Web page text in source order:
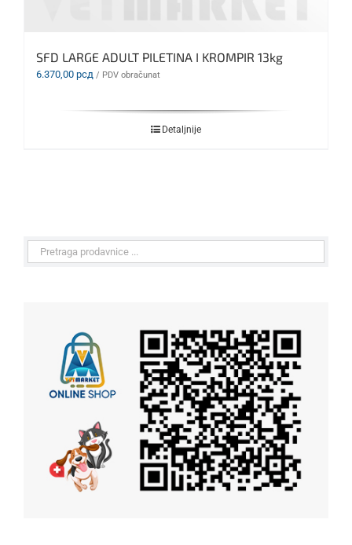
SFD LARGE ADULT PILETINA I KROMPIR 13kg
6.370,00 рсд / PDV obračunat
Detaljnije